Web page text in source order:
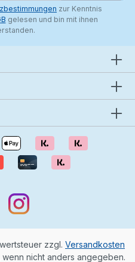
zur Kenntnis
gelesen und bin mit ihnen
zzgl. Versandkosten
nicht anders angegeben.